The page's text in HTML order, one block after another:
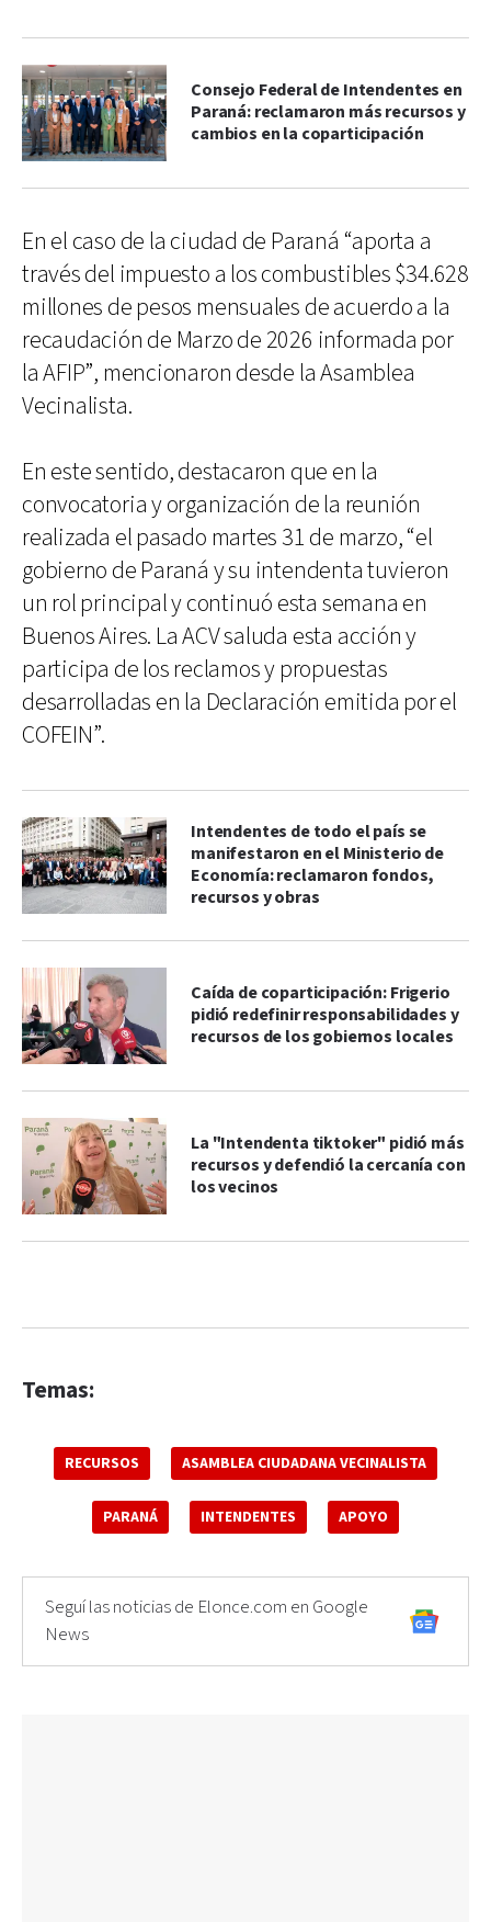
Consejo Federal de Intendentes en
Paraná: reclamaron más recursos y
cambios en la coparticipación
En el caso de la ciudad de Paraná “aporta a
través del impuesto a los combustibles $34.628
millones de pesos mensuales de acuerdo a la
recaudación de Marzo de 2026 informada por
la AFIP”, mencionaron desde la Asamblea
Vecinalista.
En este sentido, destacaron que en la
convocatoria y organización de la reunión
realizada el pasado martes 31 de marzo, “el
gobierno de Paraná y su intendenta tuvieron
un rol principal y continuó esta semana en
Buenos Aires. La ACV saluda esta acción y
participa de los reclamos y propuestas
desarrolladas en la Declaración emitida por el
COFEIN”.
Intendentes de todo el país se
manifestaron en el Ministerio de
Economía: reclamaron fondos,
recursos y obras
Caída de coparticipación: Frigerio
pidió redefinir responsabilidades y
recursos de los gobiernos locales
La "Intendenta tiktoker" pidió más
recursos y defendió la cercanía con
los vecinos
Temas:
RECURSOS ASAMBLEA CIUDADANA VECINALISTA
PARANÁ INTENDENTES APOYO
Seguí las noticias de Elonce.com en Google
News